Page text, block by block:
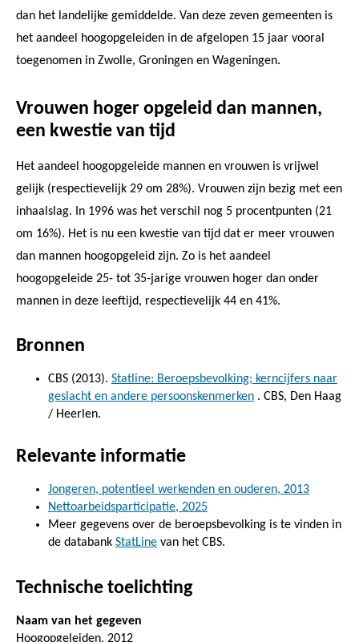
dan het landelijke gemiddelde. Van deze zeven gemeenten is
het aandeel hoogopgeleiden in de afgelopen 15 jaar vooral
toegenomen in Zwolle, Groningen en Wageningen.
Vrouwen hoger opgeleid dan mannen,
een kwestie van tijd
Het aandeel hoogopgeleide mannen en vrouwen is vrijwel
gelijk (respectievelijk 29 om 28%). Vrouwen zijn bezig met een
inhaalslag. In 1996 was het verschil nog 5 procentpunten (21
om 16%). Het is nu een kwestie van tijd dat er meer vrouwen
dan mannen hoogopgeleid zijn. Zo is het aandeel
hoogopgeleide 25- tot 35-jarige vrouwen hoger dan onder
mannen in deze leeftijd, respectievelijk 44 en 41%.
Bronnen
CBS (2013). Statline: Beroepsbevolking; kerncijfers naar
geslacht en andere persoonskenmerken . CBS, Den Haag
/ Heerlen.
Relevante informatie
Jongeren, potentieel werkenden en ouderen, 2013
Nettoarbeidsparticipatie, 2025
Meer gegevens over de beroepsbevolking is te vinden in
de databank StatLine van het CBS.
Technische toelichting
Naam van het gegeven
Hoogopgeleiden, 2012